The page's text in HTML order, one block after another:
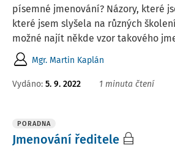
písemné jmenování? Názory, které
které jsem slyšela na různých
možné najít někde vzor takového
Mgr. Martin Kaplán
Vydáno: 5. 9. 2022 1 minuta čtení
PORADNA
Jmenování ředitele